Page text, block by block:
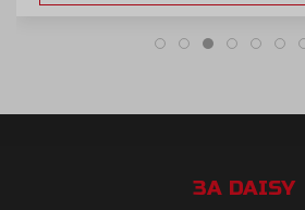
ЗА DAISY